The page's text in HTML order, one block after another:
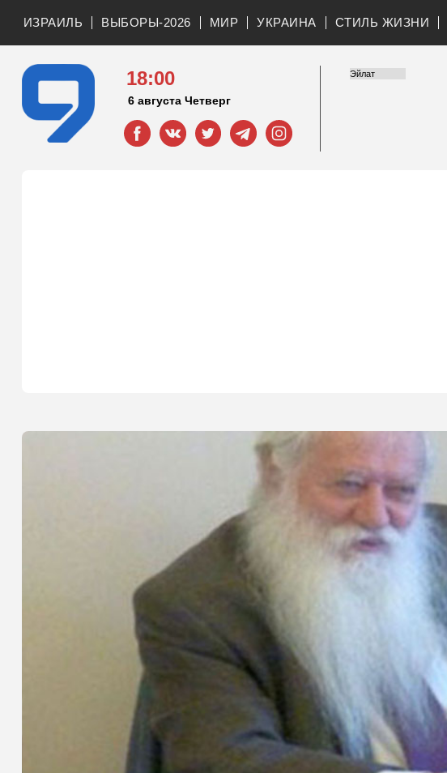
ИЗРАИЛЬ ВЫБОРЫ-2026 МИР УКРАИНА СТИЛЬ ЖИЗНИ
18:00
6 августа Четверг